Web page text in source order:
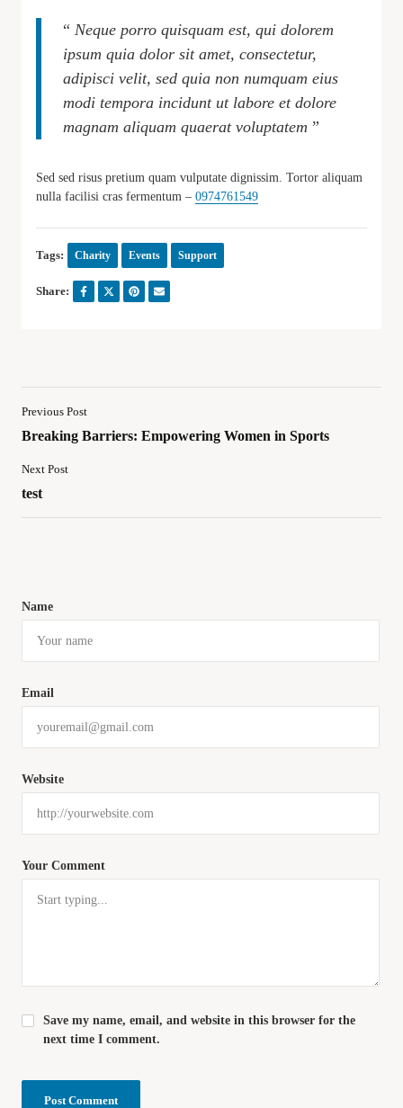
“ Neque porro quisquam est, qui dolorem
ipsum quia dolor sit amet, consectetur,
adipisci velit, sed quia non numquam eius
modi tempora incidunt ut labore et dolore
magnam aliquam quaerat voluptatem ”
Sed sed risus pretium quam vulputate dignissim. Tortor aliquam
nulla facilisi cras fermentum – 0974761549
Tags: Charity Events Support
Share:
Previous Post
Breaking Barriers: Empowering Women in Sports
Next Post
test
Your Comment
Name
Email
Website
Save my name, email, and website in this browser for the
next time I comment.